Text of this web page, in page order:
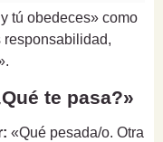
tú obedeces» como
responsabilidad,
te pasa?»
«Qué pesada/o. Otra